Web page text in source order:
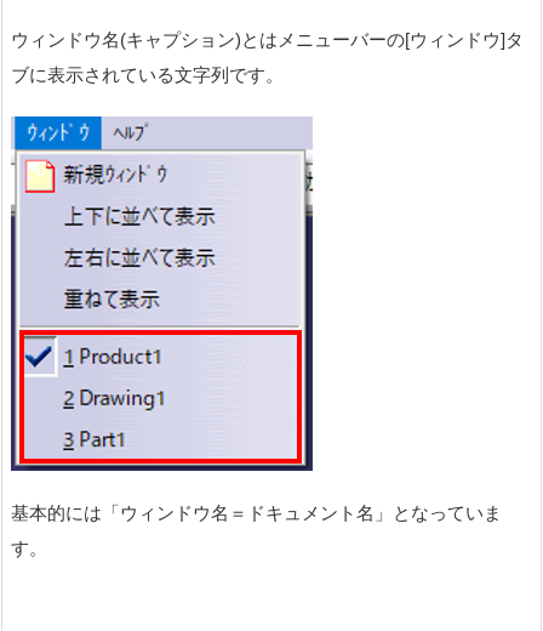
ウィンドウ名(キャプション)とはメニューバーの[ウィンドウ]タ
ブに表示されている文字列です。
基本的には「ウィンドウ名＝ドキュメント名」となっていま
す。